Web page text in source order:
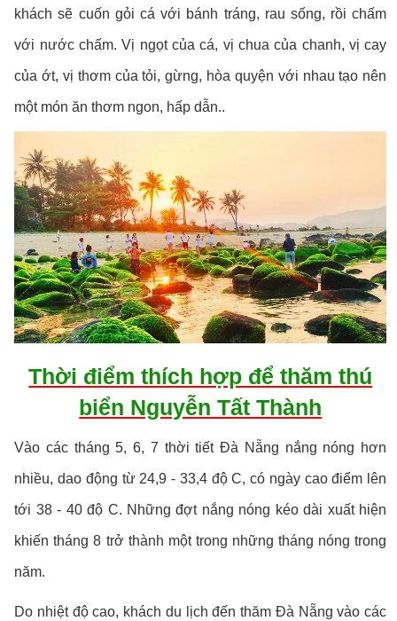
khách sẽ cuốn gỏi cá với bánh tráng, rau sống, rồi chấm
với nước chấm. Vị ngọt của cá, vị chua của chanh, vị cay
của ớt, vị thơm của tỏi, gừng, hòa quyện với nhau tạo nên
một món ăn thơm ngon, hấp dẫn..
Thời điểm thích hợp để thăm thú
biển Nguyễn Tất Thành
Vào các tháng 5, 6, 7 thời tiết Đà Nẵng nắng nóng hơn
nhiều, dao động từ 24,9 - 33,4 độ C, có ngày cao điểm lên
tới 38 - 40 độ C. Những đợt nắng nóng kéo dài xuất hiện
khiến tháng 8 trở thành một trong những tháng nóng trong
năm.
Do nhiệt độ cao, khách du lịch đến thăm Đà Nẵng vào các